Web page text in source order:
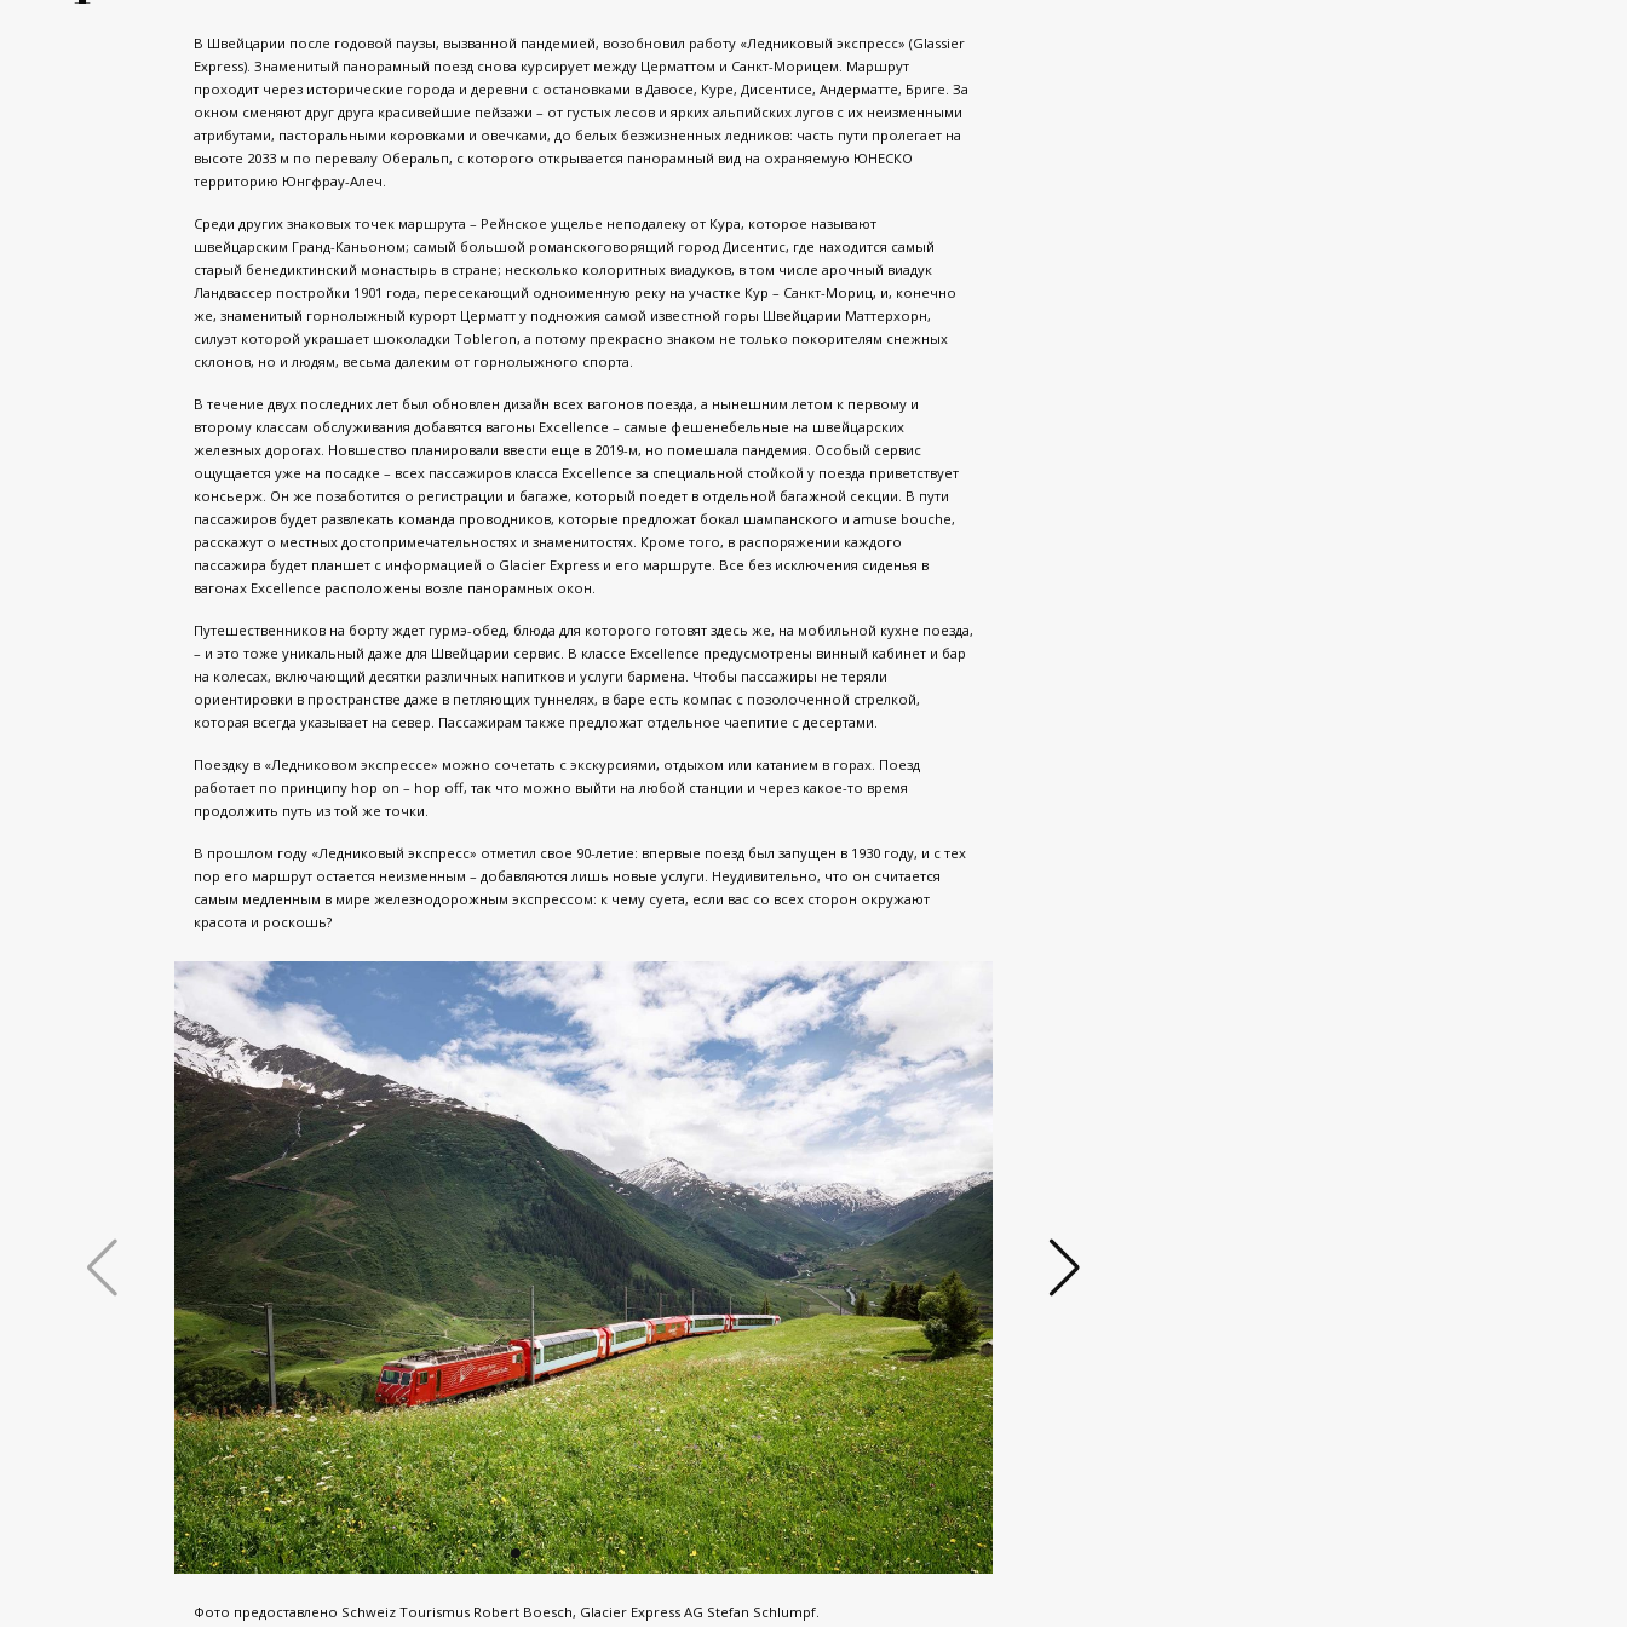
В Швейцарии после годовой паузы, вызванной пандемией, возобновил работу «Ледниковый экспресс» (Glassier
Express). Знаменитый панорамный поезд снова курсирует между Церматтом и Санкт-Морицем. Маршрут
проходит через исторические города и деревни с остановками в Давосе, Куре, Дисентисе, Андерматте, Бриге. За
окном сменяют друг друга красивейшие пейзажи – от густых лесов и ярких альпийских лугов с их неизменными
атрибутами, пасторальными коровками и овечками, до белых безжизненных ледников: часть пути пролегает на
высоте 2033 м по перевалу Оберальп, с которого открывается панорамный вид на охраняемую ЮНЕСКО
территорию Юнгфрау-Алеч.
Среди других знаковых точек маршрута – Рейнское ущелье неподалеку от Кура, которое называют
швейцарским Гранд-Каньоном; самый большой романскоговорящий город Дисентис, где находится самый
старый бенедиктинский монастырь в стране; несколько колоритных виадуков, в том числе арочный виадук
Ландвассер постройки 1901 года, пересекающий одноименную реку на участке Кур – Санкт-Мориц, и, конечно
же, знаменитый горнолыжный курорт Церматт у подножия самой известной горы Швейцарии Маттерхорн,
силуэт которой украшает шоколадки Tobleron, а потому прекрасно знаком не только покорителям снежных
склонов, но и людям, весьма далеким от горнолыжного спорта.
В течение двух последних лет был обновлен дизайн всех вагонов поезда, а нынешним летом к первому и
второму классам обслуживания добавятся вагоны Excellence – самые фешенебельные на швейцарских
железных дорогах. Новшество планировали ввести еще в 2019-м, но помешала пандемия. Особый сервис
ощущается уже на посадке – всех пассажиров класса Excellence за специальной стойкой у поезда приветствует
консьерж. Он же позаботится о регистрации и багаже, который поедет в отдельной багажной секции. В пути
пассажиров будет развлекать команда проводников, которые предложат бокал шампанского и amuse bouche,
расскажут о местных достопримечательностях и знаменитостях. Кроме того, в распоряжении каждого
пассажира будет планшет с информацией о Glacier Express и его маршруте. Все без исключения сиденья в
вагонах Excellence расположены возле панорамных окон.
Путешественников на борту ждет гурмэ-обед, блюда для которого готовят здесь же, на мобильной кухне поезда,
– и это тоже уникальный даже для Швейцарии сервис. В классе Excellence предусмотрены винный кабинет и бар
на колесах, включающий десятки различных напитков и услуги бармена. Чтобы пассажиры не теряли
ориентировки в пространстве даже в петляющих туннелях, в баре есть компас с позолоченной стрелкой,
которая всегда указывает на север. Пассажирам также предложат отдельное чаепитие с десертами.
Поездку в «Ледниковом экспрессе» можно сочетать с экскурсиями, отдыхом или катанием в горах. Поезд
работает по принципу hop on – hop off, так что можно выйти на любой станции и через какое-то время
продолжить путь из той же точки.
В прошлом году «Ледниковый экспресс» отметил свое 90-летие: впервые поезд был запущен в 1930 году, и с тех
пор его маршрут остается неизменным – добавляются лишь новые услуги. Неудивительно, что он считается
самым медленным в мире железнодорожным экспрессом: к чему суета, если вас со всех сторон окружают
красота и роскошь?
Фото предоставлено Schweiz Tourismus Robert Boesch, Glacier Express AG Stefan Schlumpf.